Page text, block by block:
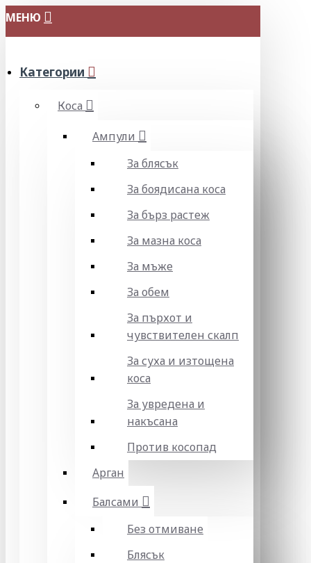
МЕНЮ
Категории
Коса
Ампули
За блясък
За боядисана коса
За бърз растеж
За мазна коса
За мъже
За обем
За пърхот и
чувствителен скалп
За суха и изтощена
коса
За увредена и
накъсана
Против косопад
Арган
Балсами
Без отмиване
Блясък